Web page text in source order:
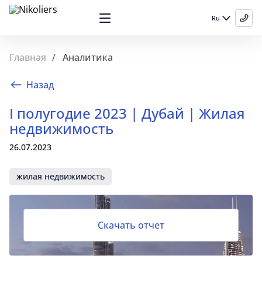
Ru
Главная Аналитика
Назад
I полугодие 2023 | Дубай | Жилая
недвижимость
26.07.2023
жилая недвижимость
Скачать отчет